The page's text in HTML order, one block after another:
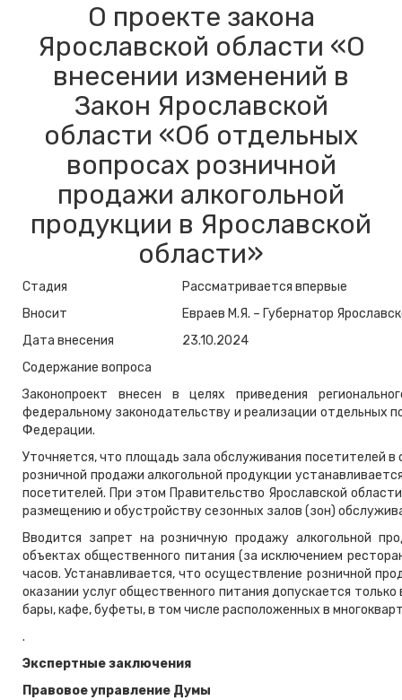
О проекте закона
Ярославской области «О
внесении изменений в
Закон Ярославской
области «Об отдельных
вопросах розничной
продажи алкогольной
продукции в Ярославской
области»
Стадия
Рассматривается впервые
Вносит
Евраев М.Я. – Губернатор
Дата внесения
23.10.2024
Содержание вопроса
Законопроект внесен в целях приведения
федеральному законодательству и реализации отдельных
Федерации.
Уточняется, что площадь зала обслуживания посетителей
розничной продажи алкогольной продукции
посетителей. При этом Правительство Ярославской
размещению и обустройству сезонных залов (зон)
Вводится запрет на розничную продажу алкогольной
объектах общественного питания (за исключением
часов. Устанавливается, что осуществление розничной
оказании услуг общественного питания допускается
бары, кафе, буфеты, в том числе расположенных в
.
Экспертные заключения
Правовое управление Думы